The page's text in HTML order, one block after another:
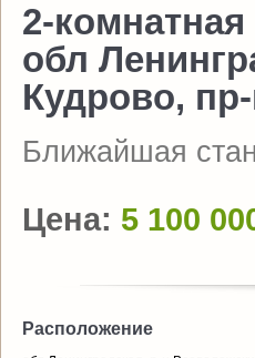
2-комнатная
обл
Кудрово,
Ближайшая
Цена: 5 100
Расположение